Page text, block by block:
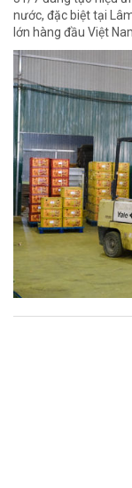
nước, đặc biệt tại
lớn hàng đầu Việt